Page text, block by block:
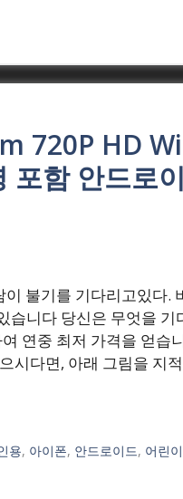
720P HD
포함 안드로
불기를 기다리고있다.
니다 당신은 무엇을 기
연중 최저 가격을 얻습
시다면, 아래 그림을
용, 아이폰, 안드로이드, 어린이